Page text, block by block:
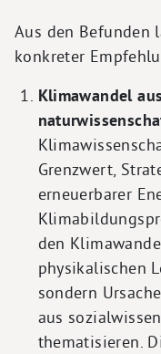
Aus den Befunden
konkreter
Klimawandel
Grenzwert,
erneuerbarer
den
physikalischen
sondern
aus
thematisieren.